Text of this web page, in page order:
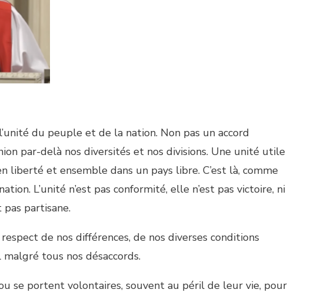
du peuple et de la nation. Non pas un accord
par-delà nos diversités et nos divisions. Une unité utile
et ensemble dans un pays libre. C’est là, comme
L’unité n’est pas conformité, elle n’est pas victoire, ni
partisane.
de nos différences, de nos diverses conditions
tous nos désaccords.
se portent volontaires, souvent au péril de leur vie, pour